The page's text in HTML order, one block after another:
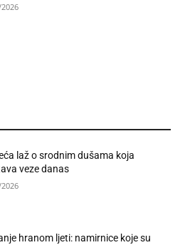
laž o srodnim dušama koja
veze danas
hranom ljeti: namirnice koje su